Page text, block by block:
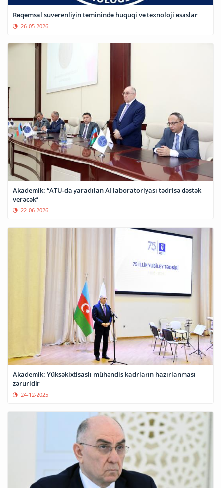
Rəqəmsal suverenliyin təminində hüquqi və texnoloji əsaslar
26-05-2026
Akademik: “ATU-da yaradılan AI laboratoriyası tədrisə dəstək
verəcək”
22-06-2026
Akademik: Yüksəkixtisaslı mühəndis kadrların hazırlanması
zəruridir
24-12-2025